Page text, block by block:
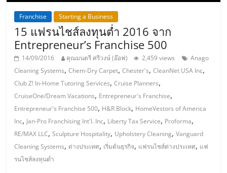
หน้า
บ้าน
ลงทุน
น้อย
คืน
ทุน
Franchise Starting a Business
15 แฟรนไชส์ลงทุนต่ำ 2016 จาก
Entrepreneur’s Franchise 500
14/09/2016 คุณมนตรี ศรีวงษ์ (อ๊อฟ) 2,459 views
Anago
Cleaning Systems,Chem-Dry Carpet,Chester's,CleanNet USA Inc,
Club Z! In-Home Tutoring Services,Cruise Planners,
CruiseOne/Dream Vacations, Entrepreneur's Franchise,
Entrepreneur's Franchise 500, H&R Block, HomeVestors of America
Inc, Jan-Pro Franchising Int'l. Inc, Liberty Tax Service, Proforma,
RE/MAX LLC,Sculpture Hospitality, Upholstery Cleaning,Vanguard
Cleaning Systems, ต่างประเทศ, เริ่มต้นธุรกิจ, แฟรนไชส์ต่างประเทศ, แฟ
รนไชส์ลงทุนต่ำ